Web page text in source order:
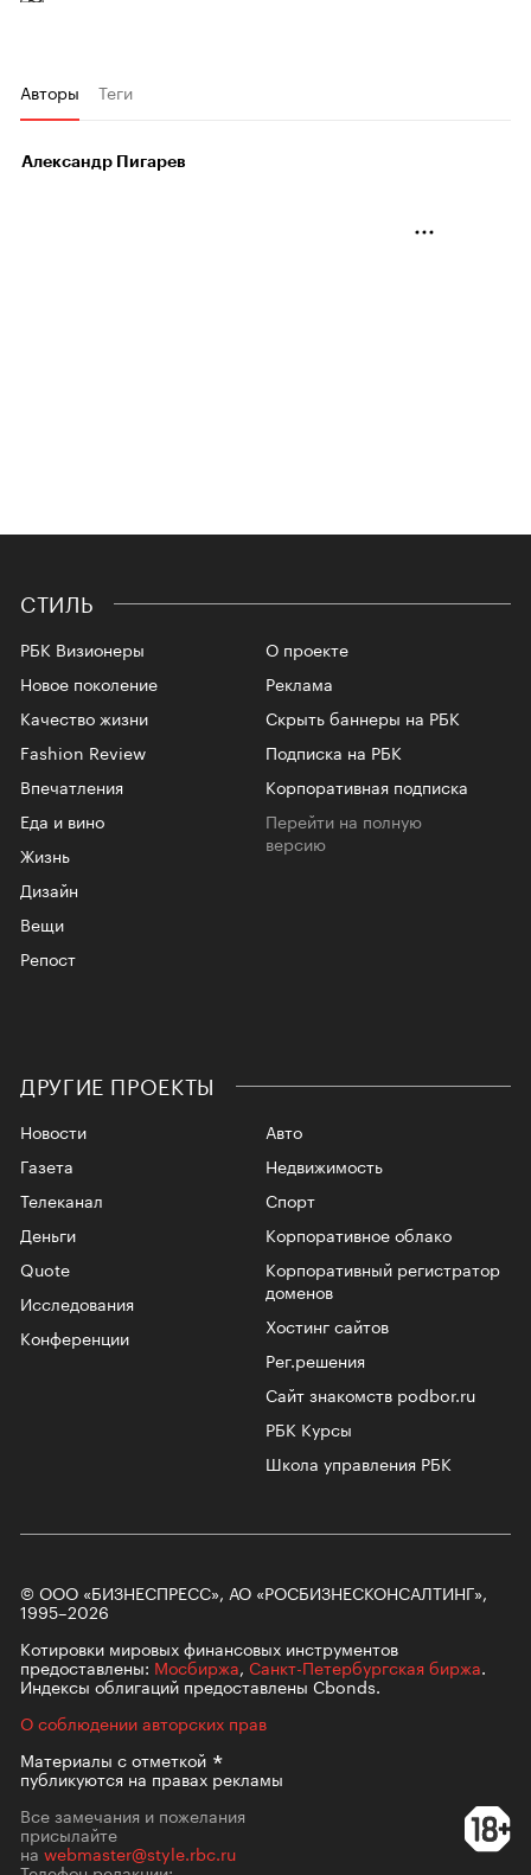
Авторы Теги
Александр Пигарев
СТИЛЬ
РБК Визионеры
Новое поколение
Качество жизни
Fashion Review
Впечатления
Еда и вино
Жизнь
Дизайн
Вещи
Репост
О проекте
Реклама
Скрыть баннеры на РБК
Подписка на РБК
Корпоративная подписка
Перейти на полную
версию
ДРУГИЕ ПРОЕКТЫ
Новости
Газета
Телеканал
Авто
Недвижимость
Спорт
Корпоративное облако
Корпоративный регистратор
доменов
Хостинг сайтов
Рег.решения
Сайт знакомств podbor.ru
РБК Курсы
Школа управления РБК
Деньги
Quote
Исследования
Конференции
© ООО «БИЗНЕСПРЕСС», АО «РОСБИЗНЕСКОНСАЛТИНГ»,
1995–2026
Котировки мировых финансовых инструментов
предоставлены: Мосбиржа, Санкт-Петербургская биржа.
Индексы облигаций предоставлены Cbonds.
О соблюдении авторских прав
Материалы сотметкой
публикуются на правах рекламы
Все замечания и пожелания
присылайте
на webmaster@style.rbc.ru